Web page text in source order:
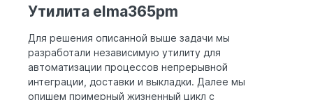
Утилита elma365pm
Для решения описанной выше задачи мы
разработали независимую утилиту для
автоматизации процессов непрерывной
интеграции, доставки и выкладки. Далее мы
опишем примерный жизненный цикл с